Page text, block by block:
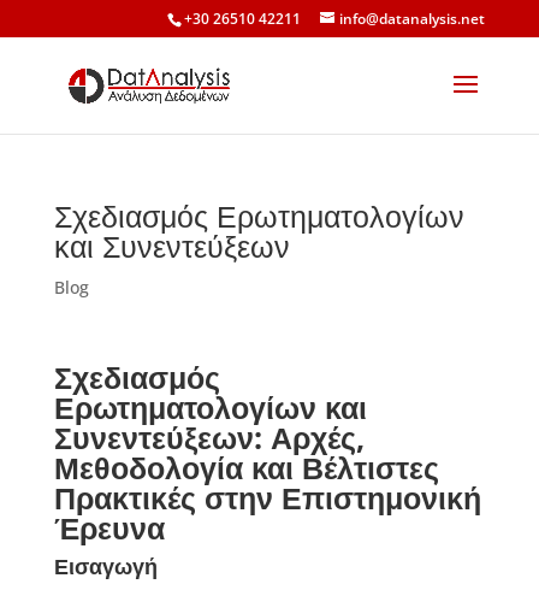
+30 26510 42211 info@datanalysis.net
Σχεδιασμός Ερωτηματολογίων
και Συνεντεύξεων
Blog
Σχεδιασμός
Ερωτηματολογίων και
Συνεντεύξεων: Αρχές,
Μεθοδολογία και Βέλτιστες
Πρακτικές στην Επιστημονική
Έρευνα
Εισαγωγή